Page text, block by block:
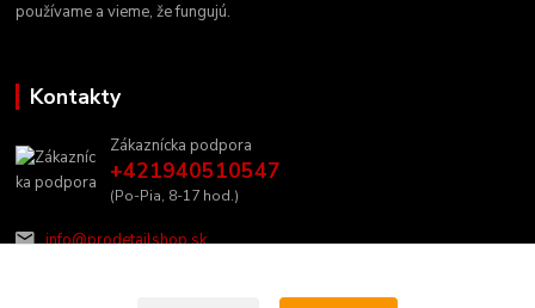
používame a vieme, že fungujú.
Kontakty
Zákaznícka podpora
+421940510547
(Po-Pia, 8-17 hod.)
info@prodetailshop.sk